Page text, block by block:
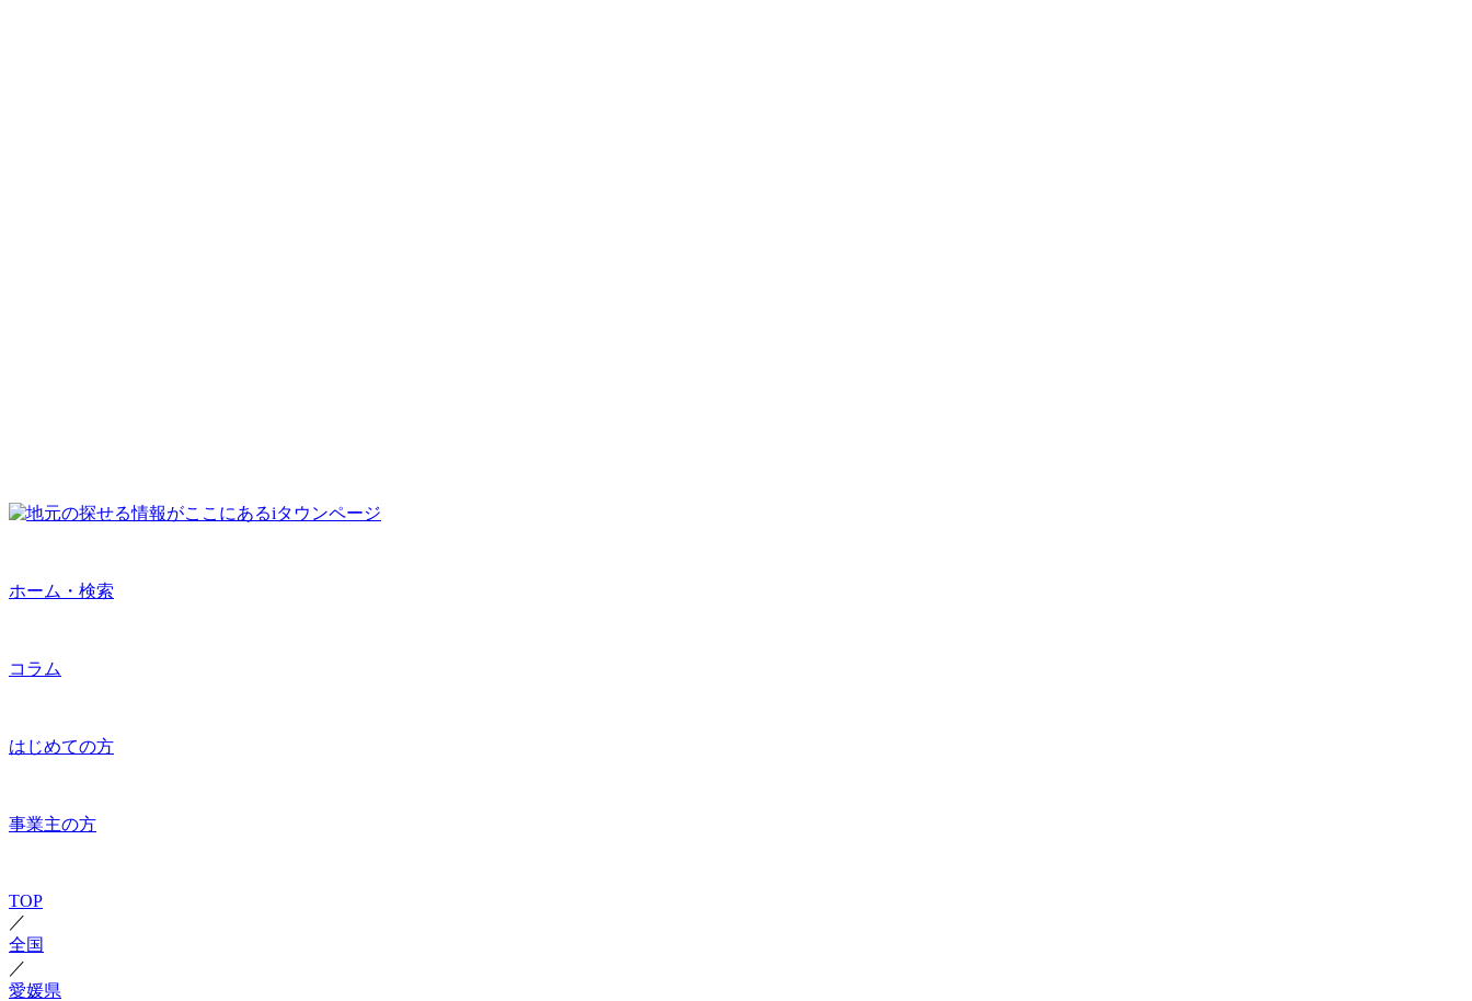
ホーム・検索
コラム
はじめての方
事業主の方
TOP
／
全国
／
愛媛県